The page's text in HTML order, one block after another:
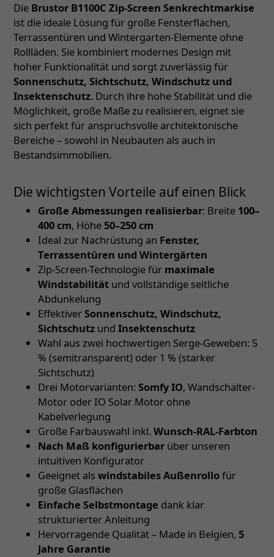
Die Brustor B1100C Zip-Screen Senkrechtmarkise
ist die ideale Lösung für große Fensterflächen,
Terrassentüren und Wintergarten-Elemente ohne
Rollläden. Sie kombiniert modernes Design mit
hoher Funktionalität und sorgt zuverlässig für
Sonnenschutz, Sichtschutz, Windschutz und
Insektenschutz. Durch ihre hohe Stabilität und die
Möglichkeit, große Maße zu realisieren, eignet sie
sich perfekt für anspruchsvolle architektonische
Bereiche – sowohl in Neubauten als auch in
Bestandsimmobilien.
Die wichtigsten Vorteile auf einen Blick
Große Abmessungen realisierbar: Breite 100–
400 cm, Höhe 50–250 cm
Ideal zur Nachrüstung an Fenster,
Terrassentüren und Wintergärten
Zip-Screen-Technologie für maximale
Windstabilität und vollständige seitliche
Abdunkelung
EffektiverSonnenschutz, Windschutz,
Sichtschutz und Insektenschutz
Wahl aus zwei hochwertigen Serge-Geweben: 5
% (semitransparent) oder 1 % (starker
Sichtschutz)
Drei Motorvarianten: Somfy IO, Wandschalter-
Motor oder IO Solar Motor ohne
Kabelverlegung
Große Farbauswahl inkl. Wunsch-RAL-Farbton
Nach Maß konfigurierbar über unseren
intuitiven Konfigurator
Geeignet als windstabiles Außenrollofür
große Glasflächen
Einfache Selbstmontage dank klar
strukturierter Anleitung
Hervorragende Qualität – Made in Belgien, 5
Jahre Garantie